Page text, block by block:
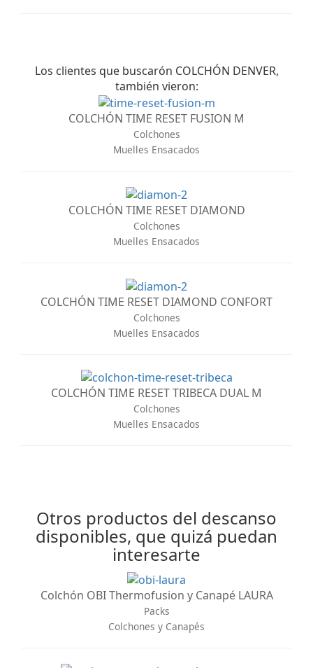
Los clientes que buscarón COLCHÓN DENVER,
también vieron:
COLCHÓN TIME RESET FUSION M
Colchones
Muelles Ensacados
COLCHÓN TIME RESET DIAMOND
Colchones
Muelles Ensacados
COLCHÓN TIME RESET DIAMOND CONFORT
Colchones
Muelles Ensacados
COLCHÓN TIME RESET TRIBECA DUAL M
Colchones
Muelles Ensacados
Otros productos del descanso
disponibles, que quizá puedan
interesarte
Colchón OBI Thermofusion y Canapé LAURA
Packs
Colchones y Canapés